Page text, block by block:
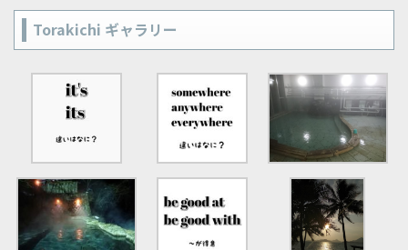
Torakichi ギャラリー